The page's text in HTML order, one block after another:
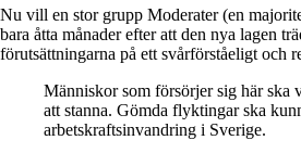
Nu vill en stor grupp Moderater (en
bara åtta månader efter att den nya lagen
förutsättningarna på ett svårförståeligt och
Människor som försörjer sig här ska
att stanna. Gömda flyktingar ska
arbetskraftsinvandring i Sverige.